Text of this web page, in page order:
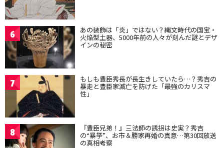
6 あの装飾は「炎」ではない？縄文時代の国宝・
火焔型土器、5000年前の人々が刻んだ謎とデザ
インの秘密
7 もしも豊臣秀長が長生きしていたら…？秀吉の
暴走と豊臣家滅亡を防げた「最強のカリスマ
性」
8 『豊臣兄弟！』三法師の誘拐は史実？秀吉
の“暴挙”、お市＆勝家再婚の真意…第30回放送
の真相考察